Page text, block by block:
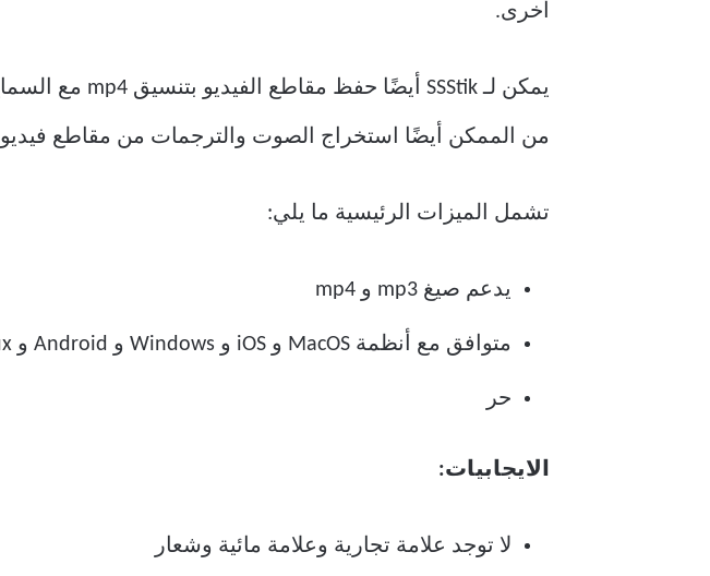
أخرى.
من الممكن أيضًا استخراج الصوت والترجمات من مقاطع فيديو TikTok التي اخترتها وتحويل الصور المصغرة.
تشمل الميزات الرئيسية ما يلي:
يدعم صيغ mp3 و mp4
متوافق مع أنظمة MacOS و iOS و Windows و Android و Linux
حر
الايجابيات:
لا توجد علامة تجارية وعلامة مائية وشعار